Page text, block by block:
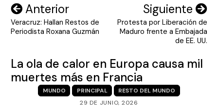
Navegación
de
Anterior
Veracruz: Hallan Restos de
Periodista Roxana Guzmán
Siguiente
Protesta por Liberación de
Maduro frente a Embajada
de EE. UU.
La ola de calor en Europa causa mil
muertes más en Francia
MUNDO PRINCIPAL
RESTO DEL MUNDO
29 DE JUNIO, 2026